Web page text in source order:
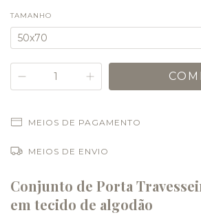
TAMANHO
MEIOS DE PAGAMENTO
MEIOS DE ENVIO
Conjunto de Porta
em tecido de algodão